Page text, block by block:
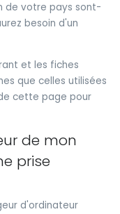
de votre pays sont-
besoin d'un
et les fiches
que celles utilisées
cette page pour
de mon
prise
d'ordinateur